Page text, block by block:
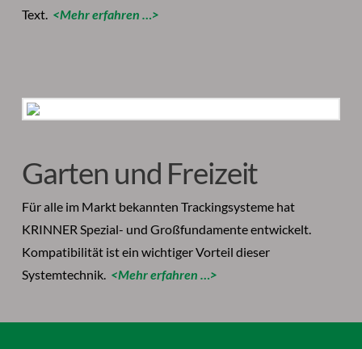
Text. <Mehr erfahren …>
Garten und Freizeit
Für alle im Markt bekannten Trackingsysteme hat
KRINNER Spezial- und Großfundamente entwickelt.
Kompatibilität ist ein wichtiger Vorteil dieser
Systemtechnik. <Mehr erfahren …>